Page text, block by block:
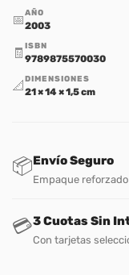
📅AÑO
2003
🧾 ISBN
9789875570030
📐 DIMENSIONES
21 × 14 × 1,5 cm
📦Envío Seguro
Empaque
💳3 Cuotas Sin
Con tarjetas